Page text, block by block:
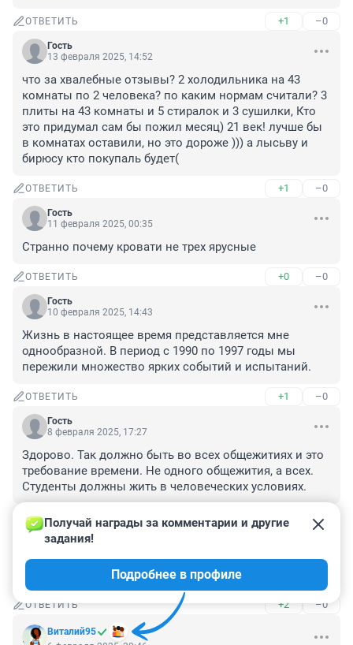
ОТВЕТИТЬ +1 –0
Гость
13 февраля 2025, 14:52
что за хвалебные отзывы? 2 холодильника на 43
комнаты по 2 человека? по каким нормам считали? 3
плиты на 43 комнаты и 5 стиралок и 3 сушилки, Кто
это придумал сам бы пожил месяц) 21 век! лучше бы
в комнатах оставили, но это дороже ))) а лысьву и
бирюсу кто покупаль будет(
ОТВЕТИТЬ +1 –0
Гость
11 февраля 2025, 00:35
Странно почему кровати не трех ярусные
ОТВЕТИТЬ +0 –0
Гость
10 февраля 2025, 14:43
Жизнь в настоящее время представляется мне
однообразной. В период с 1990 по 1997 годы мы
пережили множество ярких событий и испытаний.
ОТВЕТИТЬ +1 –0
Гость
8 февраля 2025, 17:27
Здорово. Так должно быть во всех общежитиях и это
требование времени. Не одного общежития, а всех.
Студенты должны жить в человеческих условиях.
ОТВЕТИТЬ –0
Гость
Что есть 'правком'? Профком может всё-таки?
ОТВЕТИТЬ +2 –0
Виталий95
Получай награды за комментарии и другие
задания!
Подробнее в профиле